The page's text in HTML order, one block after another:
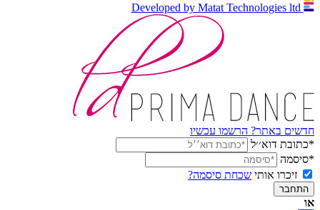
Developed by Matat Technologies ltd
חדשים באתר? הרשמו עכשיו
*כתובת דוא׳׳ל
*סיסמה
זיכרו אותי שכחת סיסמה?
התחבר
או